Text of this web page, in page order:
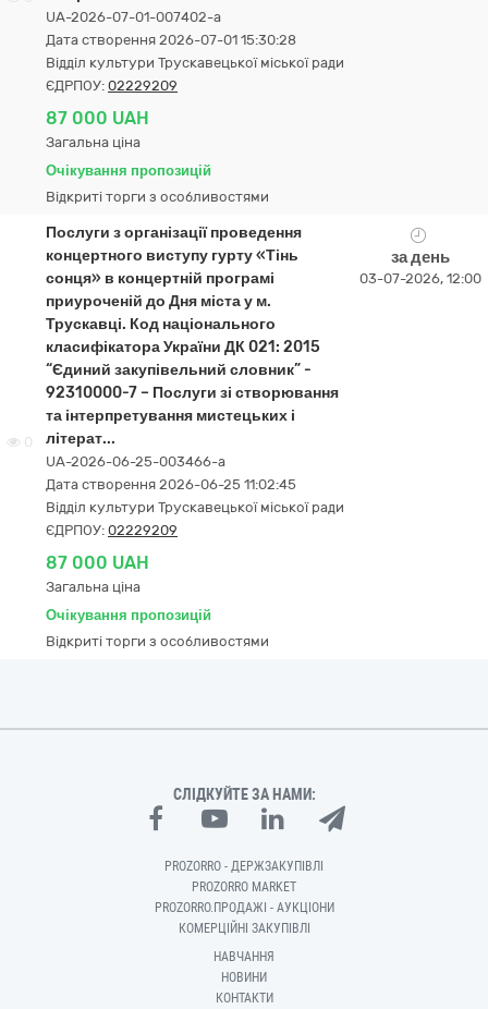
UA-2026-07-01-007402-a
Дата створення 2026-07-01 15:30:28
Відділ культури Трускавецької міської ради
ЄДРПОУ: 02229209
87 000 UAH
Загальна ціна
Очікування пропозицій
Відкриті торги з особливостями
0
Послуги з організації проведення
концертного виступу гурту «Тінь
сонця» в концертній програмі
приуроченій до Дня міста у м.
Трускавці. Код національного
класифікатора України ДК 021: 2015
“Єдиний закупівельний словник” -
92310000-7 – Послуги зі створювання
та інтерпретування мистецьких і
літерат...
UA-2026-06-25-003466-a
Дата створення 2026-06-25 11:02:45
Відділ культури Трускавецької міської ради
ЄДРПОУ: 02229209
87 000 UAH
Загальна ціна
Очікування пропозицій
Відкриті торги з особливостями
за день
03-07-2026, 12:00
СЛІДКУЙТЕ ЗА НАМИ:
PROZORRO - ДЕРЖЗАКУПІВЛІ
PROZORRO MARKET
PROZORRO.ПРОДАЖІ - АУКЦІОНИ
КОМЕРЦІЙНІ ЗАКУПІВЛІ
НАВЧАННЯ
НОВИНИ
КОНТАКТИ